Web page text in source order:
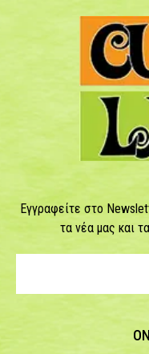
Εγγραφείτε στο
τα νέα μας και